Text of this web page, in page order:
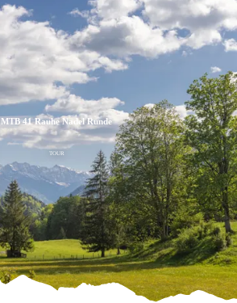
Zum
Inhalt
Zur
Suche
Zum
Footer
MTB 41 Rauhe Nadel Runde
TOUR